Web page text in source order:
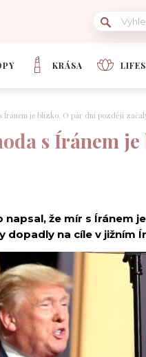
KRÁSA
Íránem je blízko. O pár dní později
s Íránem
že mír s Íránem
na cíle v jižním